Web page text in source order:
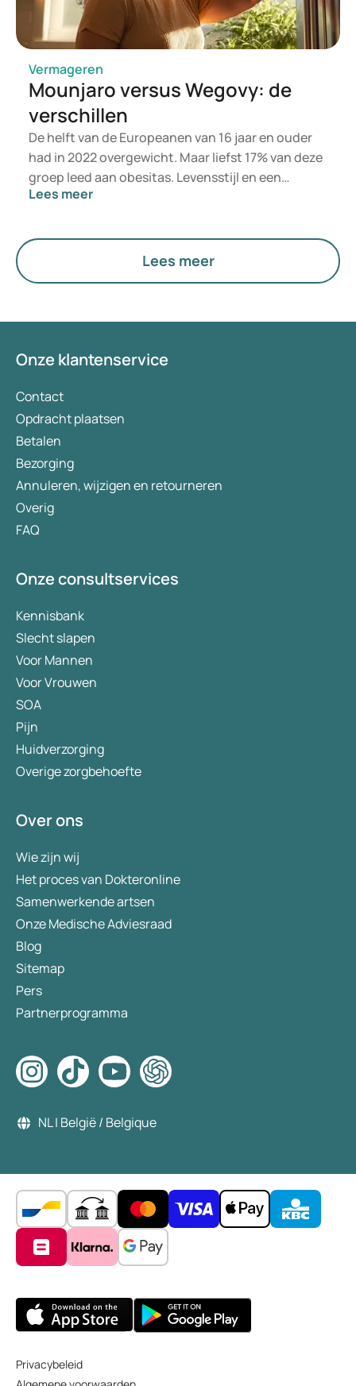
Vermageren
Mounjaro versus Wegovy: de
verschillen
De helft van de Europeanen van 16 jaar en ouder
had in 2022 overgewicht. Maar liefst 17% van deze
groep leed aan obesitas. Levensstijl en een
evenwichtig voedingspatroon vormen de basis
gewenste resultaat oplevert, kan medicatie een
oplossing bieden. Waar Mounjaro werd ontwikkeld
voor de behandeling van diabetes type 2, werd
behouden van het gewicht. In dit artikel
effecten op het gewicht, de belangrijkste
verschillen en de bijwerkingen.
Lees meer
Lees meer
Onze klantenservice
Contact
Opdracht plaatsen
Betalen
Bezorging
Annuleren, wijzigen en retourneren
Overig
FAQ
Onze consultservices
Kennisbank
Slecht slapen
Voor Mannen
Voor Vrouwen
SOA
Pijn
Huidverzorging
Overige zorgbehoefte
Over ons
Wie zijn wij
Het proces van Dokteronline
Samenwerkende artsen
Onze Medische Adviesraad
Blog
Sitemap
Pers
Partnerprogramma
NL | België / Belgique
Privacybeleid